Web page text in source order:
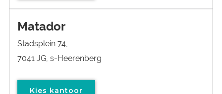
Matador
Stadsplein 74,
7041 JG, s-Heerenberg
Kies kantoor